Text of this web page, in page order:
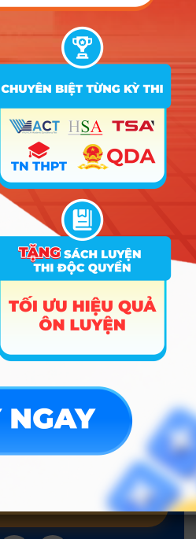
25.06
26.1 25.52 19
A00; A01; C14;
25.66 24.3 19
A00; A01; C03;
C14; D01; X01
25.87 19
C00; A00; C03;
C04; C14; D01;
27.87 26.37 24
A00; A01; A02;
C01; D01; X02
24.9
A00; A01; A02;
C01; D01; X02
25.72
A00; A01; C01;
C02; D01; X27
26.26 25.4
A00; A01; C01;
C02; D01; X03
22.64 23.3
Hướng nghiệp